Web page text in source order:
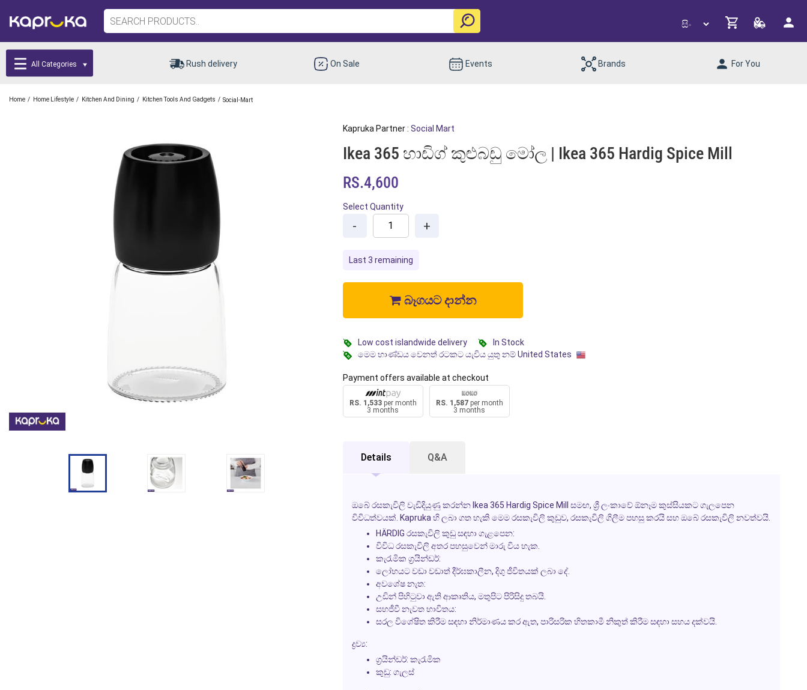
All Categories Rush delivery On Sale Events Brands For You
Home / Home Lifestyle / Kitchen And Dining / Kitchen Tools And Gadgets / Social-Mart
Kapruka Partner : Social Mart
Ikea 365 හාඩිග් කුළුබඩු මෝල | Ikea 365 Hardig Spice Mill
RS.4,600
Select Quantity
- +
Last 3 remaining
බෑගයට දාන්න
Low cost islandwide delivery
In Stock
මෙම භාණ්ඩය වෙනත් රටකට යැවිය යුතු නම් United States
Payment offers available at checkout
RS. 1,533per month
3 months
RS. 1,587per month
3 months
Details Q&A
ඔබේ රසකැවිලි වැඩිදියුණු කරන්න Ikea 365 Hardig Spice Mill සමඟ, ශ්‍රී ලංකාවේ ඕනෑම කුස්සියකට ගැලපෙන
විවිධත්වයක්. Kapruka හි ලබා ගත හැකි මෙම රසකැවිලි කුඩුව, රසකැවිලි ගිලීම පහසු කරයි සහ ඔබේ රසකැවිලි නවත්වයි.
HÄRDIG රසකැවිලි කුඩු සඳහා ගැළපෙන:
විවිධ රසකැවිලි අතර පහසුවෙන් මාරු විය හැක.
කැරැමික ග්‍රයින්ඩර්:
ලෝහයට වඩා වඩාත් දීර්ඝකාලීන, දිගු ජීවිතයක් ලබා දේ.
අවශේෂ නැත:
උඩින් පිහිටුවා ඇති ආකෘතිය, මතුපිට පිරිසිදු තබයි.
සහජීවී නැවත භාවිතය:
සරල විශේෂිත කිරීම සඳහා නිර්මාණය කර ඇත, පාරිසරික හිතකාමී නිකුත් කිරීම සඳහා සහය දක්වයි.
ද්‍රව්‍ය:
ග්‍රයින්ඩර්: කැරැමික
කුඩු: ගැලස්